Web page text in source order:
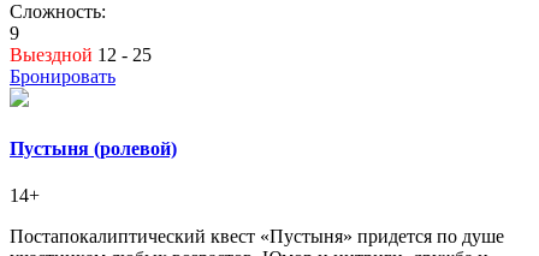
Сложность:
9
Выездной 12 - 25
Бронировать
Пустыня (ролевой)
14+
Постапокалиптический квест «Пустыня» придется по душе